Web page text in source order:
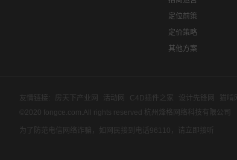
定位前策
定价策略
其他方案
友情链接: 房天下产业网 活动网 C4D插件之家 设计先锋网 猫啃
©2020 fongce.com.All rights reserved 杭州烽格网络科技有限公司
为了防范电信网络诈骗，如网民接到电话96110，请立即接听